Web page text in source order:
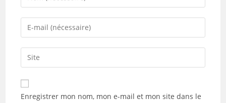
your
name
comment
Enter
your
email
address
comment
Saisir
l’URL
de
votre
Enregistrer mon nom, mon e-mail et mon site dans le